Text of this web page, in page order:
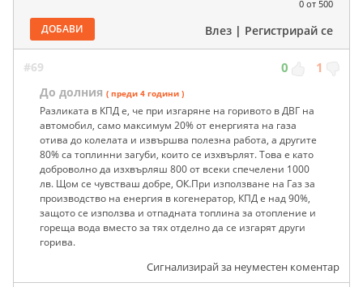
0 от 500
ДОБАВИ Влез | Регистрирай се
#69 0 1
До долния ( преди 4 години )
Разликата в КПД е, че при изгаряне на горивото в ДВГ на
автомобил, само максимум 20% от енергията на газа
отива до колелата и извършва полезна работа, а другите
80% са топлинни загуби, които се изхвърлят. Това е като
доброволно да изхвърляш 800 от всеки спечелени 1000
лв. Щом се чувстваш добре, ОК.При използване на Газ за
производство на енергия в когенератор, КПД е над 90%,
защото се използва и отпадната топлина за отопление и
гореща вода вместо за тях отделно да се изгарят други
горива.
Сигнализирай за неуместен коментар